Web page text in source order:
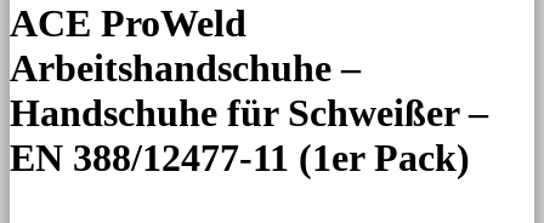
ACE ProWeld
Arbeitshandschuhe –
Handschuhe für Schweißer –
EN 388/12477-11 (1er Pack)